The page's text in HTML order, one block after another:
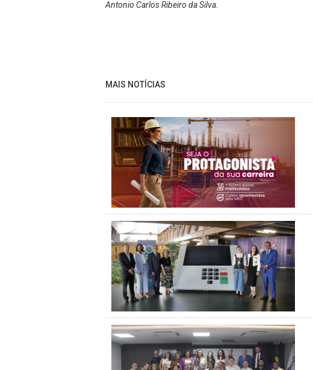
Antonio Carlos Ribeiro da Silva.
MAIS NOTÍCIAS